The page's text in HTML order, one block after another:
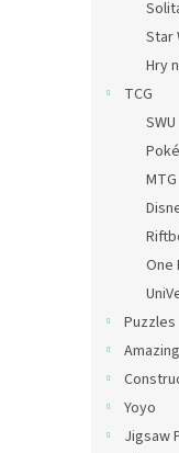
Star
Hry
TCG
SWU
MTG
One
Puzzles
Yoyo
Jigsaw